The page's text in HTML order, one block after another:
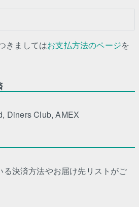
きましてはお支払方法のページを
Diners Club, AMEX
決済方法やお届け先リストがご